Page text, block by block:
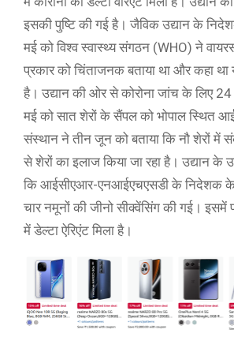
इसकी पुष्टि की गई है। जैविक उद्यान के
मई को विश्व स्वास्थ्य संगठन (WHO) ने
प्रकार को चिंताजनक बताया था और कहा था
है। उद्यान की ओर से कोरोना जांच के लिए
मई को सात शेरों के सैंपल को भोपाल स्थित
संस्थान ने तीन जून को बताया कि नौ शेरों में
से शेरों का इलाज किया जा रहा है। उद्यान के
कि आईसीएआर-एनआईएचएसडी के निदेशक
चार नमूनों की जीनो सीक्वेंसिंग की गई। इसमें
में डेल्टा ऐरिएंट मिला है।